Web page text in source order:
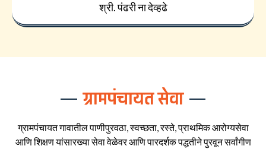
श्री. पंढरी ना देव्हढे
ग्रामपंचायत सेवा
ग्रामपंचायत गावातील पाणीपुरवठा, स्वच्छता, रस्ते, प्राथमिक आरोग्यसेवा
आणि शिक्षण यांसारख्या सेवा वेळेवर आणि पारदर्शक पद्धतीने पुरवून सर्वांगीण